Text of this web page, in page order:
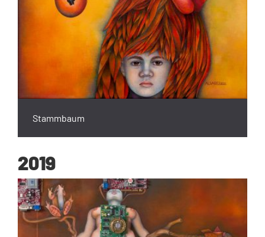
Stammbaum
2019